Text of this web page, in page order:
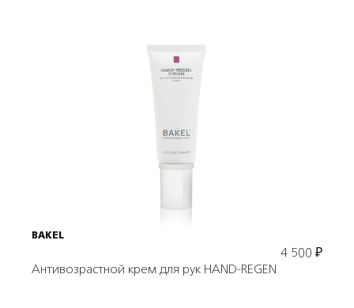
В корзину
BAKEL
4 500 ₽
Антивозрастной крем для рук HAND-REGEN